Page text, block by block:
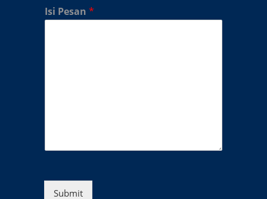
Isi Pesan *
Submit